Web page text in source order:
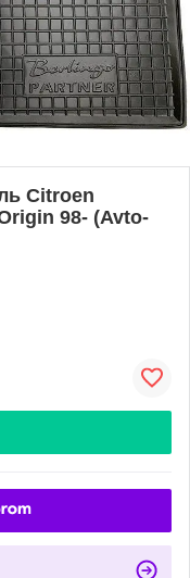
Citroen
98- (Avto-